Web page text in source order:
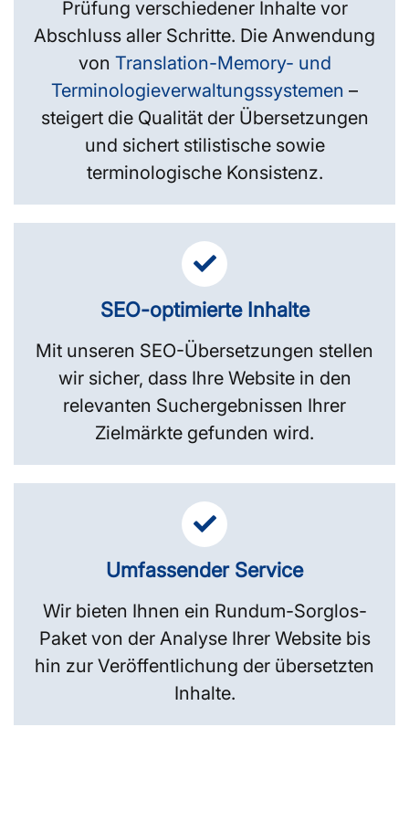
Prüfung verschiedener Inhalte vor
Abschluss aller Schritte. Die Anwendung
von Translation-Memory- und
Terminologieverwaltungs­systemen –
steigert die Qualität der Übersetzungen
und sichert stilistische sowie
terminologische Konsistenz.
SEO-optimierte Inhalte
Mit unseren SEO-Übersetzungen stellen
wir sicher, dass Ihre Website in den
relevanten Suchergebnissen Ihrer
Zielmärkte gefunden wird.
Umfassender Service
Wir bieten Ihnen ein Rundum-Sorglos-
Paket von der Analyse Ihrer Website bis
hin zur Veröffentlichung der übersetzten
Inhalte.